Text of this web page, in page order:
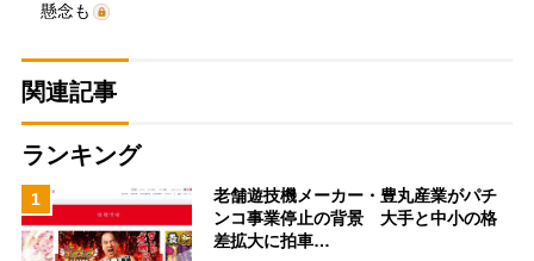
懸念も
関連記事
ランキング
1
老舗遊技機メーカー・豊丸産業がパチ
ンコ事業停止の背景 大手と中小の格
差拡大に拍車…